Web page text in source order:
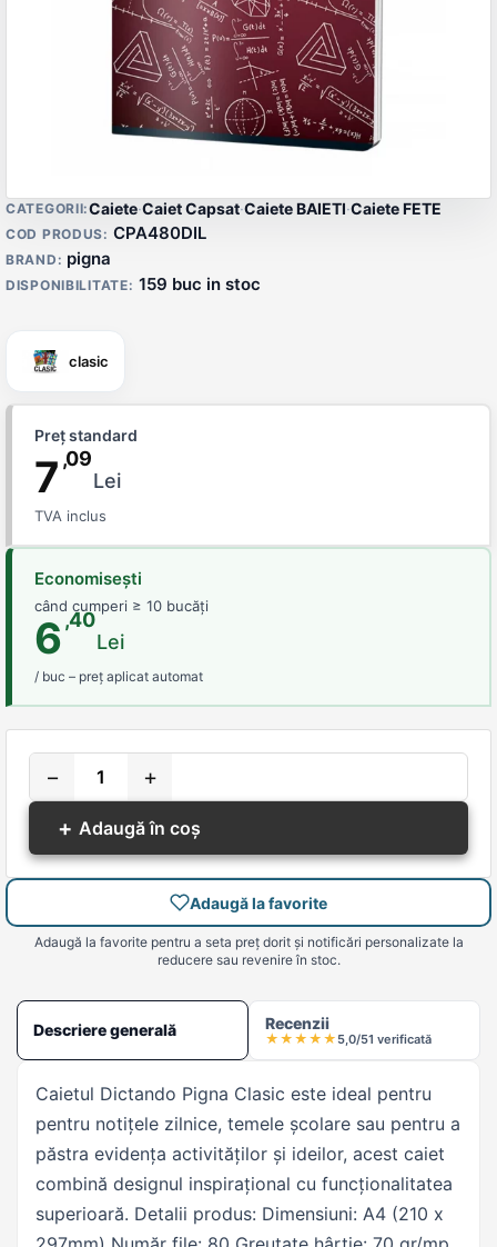
Detalii produs
CATEGORII:Caiete·Caiet Capsat·Caiete BAIETI·Caiete FETE
COD PRODUS: CPA480DIL
BRAND: pigna
DISPONIBILITATE: 159 buc in stoc
clasic
Preț standard
7 ,09
Lei
TVA inclus
Economisești
când cumperi ≥ 10 bucăți
6,40
Lei
/ buc – preț aplicat automat
−
+
+ Adaugă în coș
Adaugă la favorite
Adaugă la favorite pentru a seta preț dorit și notificări personalizate la
reducere sau revenire în stoc.
Descriere generală Recenzii
★ ★ ★ ★ ★ 5,0/51 verificată
Caietul Dictando Pigna Clasic este ideal pentru
pentru notițele zilnice, temele școlare sau pentru a
păstra evidența activităților și ideilor, acest caiet
combină designul inspirațional cu funcționalitatea
superioară. Detalii produs: Dimensiuni: A4 (210 x